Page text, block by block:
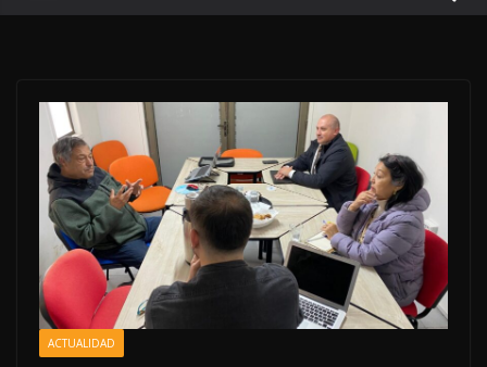
ACTUALIDAD